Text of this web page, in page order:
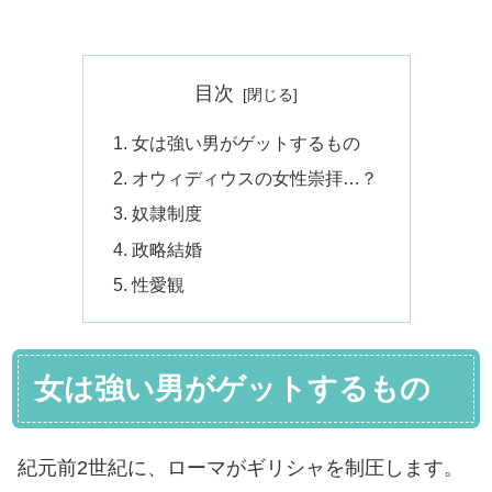
目次
女は強い男がゲットするもの
オウィディウスの女性崇拝…？
奴隷制度
政略結婚
性愛観
女は強い男がゲットするもの
紀元前2世紀に、ローマがギリシャを制圧します。